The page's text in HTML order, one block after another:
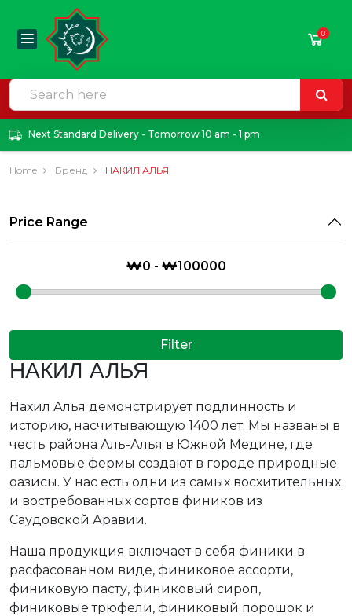
0
Next Standard Delivery - Tomorrow 10 am - 1 pm
Home Бренд НАКИЛ АЛЬЯ
Price Range
Filter
НАКИЛ АЛЬЯ
Нахил Алья демонстрирует подлинность и
историю, насчитывающую 1400 лет. Мы названы в
честь района Аль-Алья в Южной Медине, где
пальмовые фермы создают в городе природные
оазисы. У нас есть одни из самых восхитительных
и востребованных сортов фиников из
Саудовской Аравии.
Наша продукция включает в себя финики в
расфасованном виде, финиковое ассорти,
финиковую пасту, финиковый сироп,
финиковые трюфели, финиковый порошок и